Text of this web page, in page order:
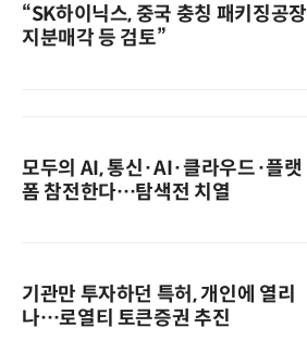
“SK하이닉스, 중국 충칭 패키징공장
지분매각 등 검토”
모두의 AI, 통신·AI·클라우드·플랫
폼 참전한다…탐색전 치열
기관만 투자하던 특허, 개인에 열리
나…로열티 토큰증권 추진